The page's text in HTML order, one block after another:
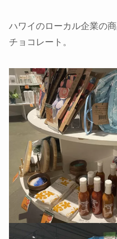
ハワイのローカル企業の
チョコレート。